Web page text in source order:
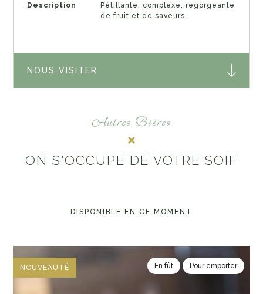
Description
Pétillante, complexe, regorgeante
de fruit et de saveurs
NOUS VISITER
Autres Bières
ON S'OCCUPE DE VOTRE SOIF
DISPONIBLE EN CE MOMENT
NOUVEAUTÉ En fût Pour emporter